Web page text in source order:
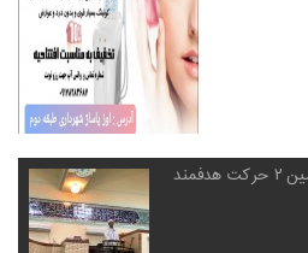
هجرت پیامبر و قیام امام حسین ۲ حرکت هدفمند